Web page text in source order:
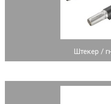
Штекер /